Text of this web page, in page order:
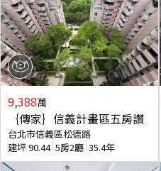
9,388萬
｛傳家｝信義計畫區五房讚
台北市信義區松德路
建坪90.44 5房2廳 35.4年